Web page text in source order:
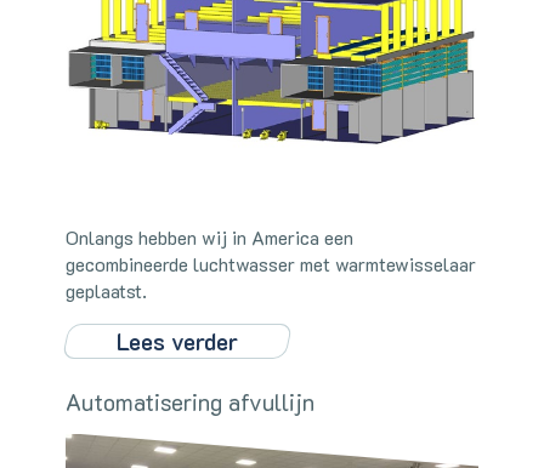
Onlangs hebben wij in America een
gecombineerde luchtwasser met warmtewisselaar
geplaatst.
Lees verder
Automatisering afvullijn